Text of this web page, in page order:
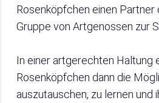
Rosenköpfchen einen Partner
Gruppe von Artgenossen zur
In einer artgerechten Haltung
Rosenköpfchen dann die
auszutauschen, zu lernen und